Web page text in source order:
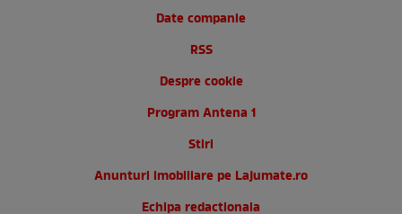
Date companie
RSS
Despre cookie
Program Antena 1
Stiri
Anunturi imobiliare pe Lajumate.ro
Echipa redactionala